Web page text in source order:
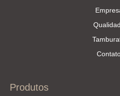
Produtos